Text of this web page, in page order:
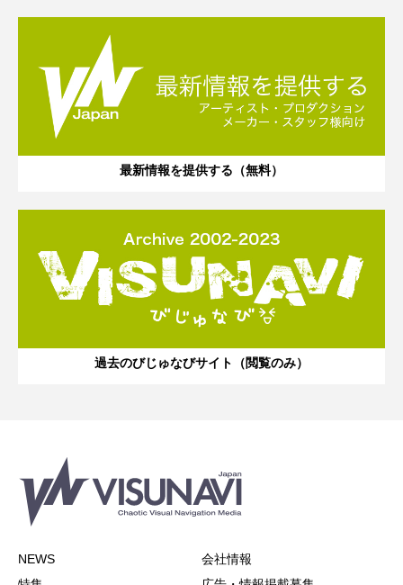
最新情報を提供する（無料）
過去のびじゅなびサイト（閲覧のみ）
NEWS
会社情報